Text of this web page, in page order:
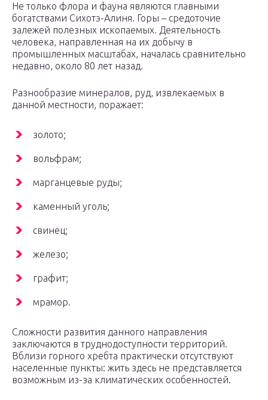
Не только флора и фауна являются главными
богатствами Сихотэ-Алиня. Горы – средоточие
залежей полезных ископаемых. Деятельность
человека, направленная на их добычу в
промышленных масштабах, началась сравнительно
недавно, около 80 лет назад.
Разнообразие минералов, руд, извлекаемых в
данной местности, поражает:
золото;
вольфрам;
марганцевые руды;
каменный уголь;
свинец;
железо;
графит;
мрамор.
Сложности развития данного направления
заключаются в труднодоступности территорий.
Вблизи горного хребта практически отсутствуют
населенные пункты: жить здесь не представляется
возможным из-за климатических особенностей.